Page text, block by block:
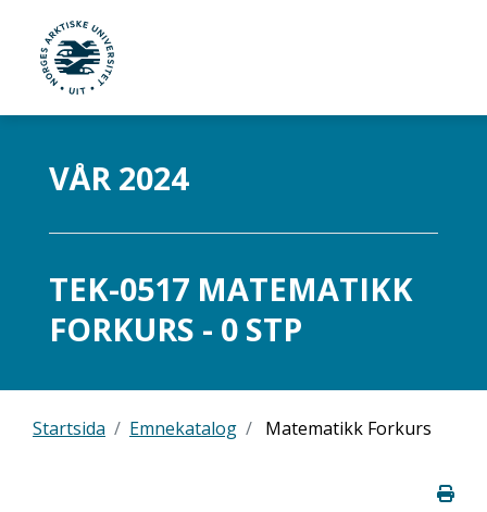
UiT Norges arktiske universitet
VÅR 2024
TEK-0517 MATEMATIKK
FORKURS - 0 STP
Startsida Emnekatalog Matematikk Forkurs